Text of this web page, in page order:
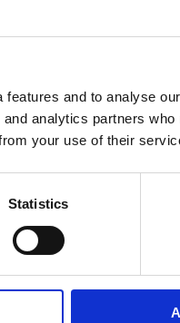
and to analyse
analytics partners
your use of their
Statistics